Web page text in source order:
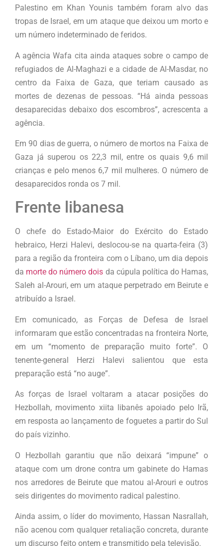
Palestino em Khan Younis também foram alvo das
tropas de Israel, em um ataque que deixou um morto e
um número indeterminado de feridos.
A agência Wafa cita ainda ataques sobre o campo de
refugiados de Al-Maghazi e a cidade de Al-Masdar, no
centro da Faixa de Gaza, que teriam causado as
mortes de dezenas de pessoas. “Há ainda pessoas
desaparecidas debaixo dos escombros”, acrescenta a
agência.
Em 90 dias de guerra, o número de mortos na Faixa de
Gaza já superou os 22,3 mil, entre os quais 9,6 mil
crianças e pelo menos 6,7 mil mulheres. O número de
desaparecidos ronda os 7 mil.
Frente libanesa
O chefe do Estado-Maior do Exército do Estado
hebraico, Herzi Halevi, deslocou-se na quarta-feira (3)
para a região da fronteira com o Líbano, um dia depois
da morte do número dois da cúpula política do Hamas,
Saleh al-Arouri, em um ataque perpetrado em Beirute e
atribuído a Israel.
Em comunicado, as Forças de Defesa de Israel
informaram que estão concentradas na fronteira Norte,
em um “momento de preparação muito forte”. O
tenente-general Herzi Halevi salientou que esta
preparação está “no auge”.
As forças de Israel voltaram a atacar posições do
Hezbollah, movimento xiita libanês apoiado pelo Irã,
em resposta ao lançamento de foguetes a partir do Sul
do país vizinho.
O Hezbollah garantiu que não deixará “impune” o
ataque com um drone contra um gabinete do Hamas
nos arredores de Beirute que matou al-Arouri e outros
seis dirigentes do movimento radical palestino.
Ainda assim, o líder do movimento, Hassan Nasrallah,
não acenou com qualquer retaliação concreta, durante
um discurso feito ontem e transmitido pela televisão.